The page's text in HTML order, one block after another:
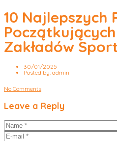
10 Najlepszych
Zakładów
30/01/2025
Posted by: admin
No Comments
Leave a Reply